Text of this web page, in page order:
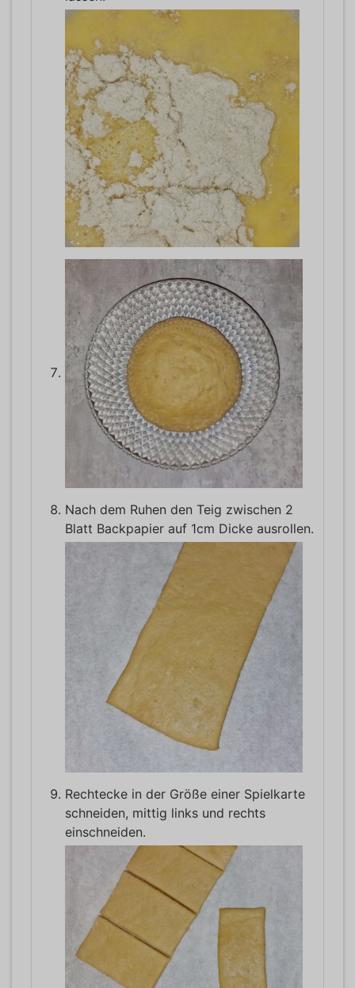
Nach dem Ruhen den Teig zwischen 2
Blatt Backpapier auf 1cm Dicke ausrollen.
Rechtecke in der Größe einer Spielkarte
schneiden, mittig links und rechts
einschneiden.